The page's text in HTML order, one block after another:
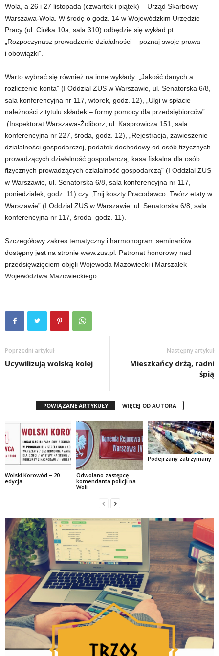
Wola, a 26 i 27 listopada (czwartek i piątek) – Urząd Skarbowy
Warszawa-Wola. W środę o godz. 14 w Wojewódzkim Urzędzie
Pracy (ul. Ciołka 10a, sala 310) odbędzie się wykład pt.
„Rozpoczynasz prowadzenie działalności – poznaj swoje prawa
i obowiązki”.
Warto wybrać się również na inne wykłady: „Jakość danych a
rozliczenie konta” (I Oddzial ZUS w Warszawie, ul. Senatorska 6/8,
sala konferencyjna nr 117, wtorek, godz. 12), „Ulgi w spłacie
należności z tytulu składek – formy pomocy dla przedsiębiorców”
(Inspektorat Warszawa-Żoliborz, ul. Kasprowicza 151, sala
konferencyjna nr 227, środa, godz. 12), „Rejestracja, zawieszenie
działalności gospodarczej, podatek dochodowy od osób fizycznych
prowadzących działalność gospodarczą, kasa fiskalna dla osób
fizycznych prowadzących działalność gospodarczą” (I Oddzial ZUS
w Warszawie, ul. Senatorska 6/8, sala konferencyjna nr 117,
poniedziałek, godz. 11) czy „Tnij koszty Pracodawco. Twórz etaty w
Warszawie” (I Oddzial ZUS w Warszawie, ul. Senatorska 6/8, sala
konferencyjna nr 117, środa godz. 11).
Szczegółowy zakres tematyczny i harmonogram seminariów
dostępny jest na stronie www.zus.pl. Patronat honorowy nad
przedsięwzięciem objęli Wojewoda Mazowiecki i Marszałek
Województwa Mazowieckiego.
Poprzedni artykuł
Ucywilizują wolską kolej
Następny artykuł
Mieszkańcy drżą, radni
śpią
POWIĄZANE ARTYKUŁY WIĘCEJ OD AUTORA
Wolski Korowód – 20.
edycja.
Odwołano zastępcę
komendanta policji na
Woli
Podejrzany zatrzymany